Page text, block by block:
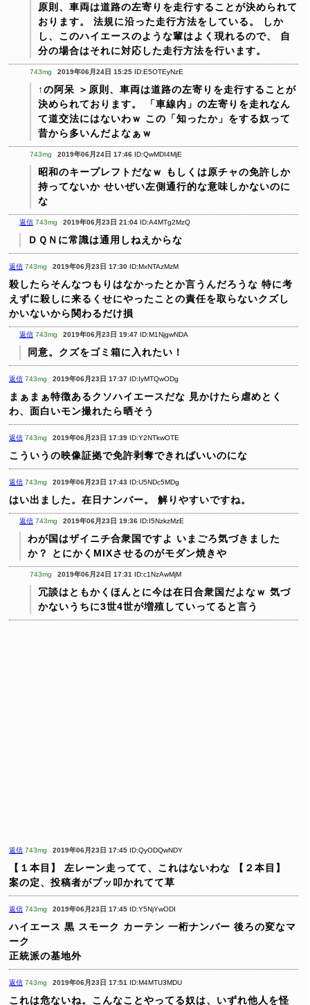
原則、車両は道路の左寄りを走行することが決められて
おります。
法規に沿った走行方法をしている。
しか
し、このハイエースのような輩はよく現れるので、
自
分の場合はそれに対応した走行方法を行います。
743mg 2019年06月24日 15:25 ID:E5OTEyNzE
↑の阿呆 ＞原則、車両は道路の左寄りを走行することが
決められております。
「車線内」の左寄りを走れなん
て道交法にはないわｗ この「知ったか」をする奴って
昔から多いんだよなぁｗ
743mg 2019年06月24日 17:46 ID:QwMDI4MjE
昭和のキープレフトだなｗ
もしくは原チャの免許しか
持ってないか せいぜい左側通行的な意味しかないのに
な
返信 743mg 2019年06月23日 21:04 ID:A4MTg2MzQ
ＤＱＮに常識は通用しねえからな
返信 743mg 2019年06月23日 17:30 ID:MxNTAzMzM
殺したらそんなつもりはなかったとか言うんだろうな 特に考
えずに殺しに来るくせにやったことの責任を取らないクズし
かいないから関わるだけ損
返信 743mg 2019年06月23日 19:47 ID:M1NjgwNDA
同意。クズをゴミ箱に入れたい！
返信 743mg 2019年06月23日 17:37 ID:IyMTQwODg
まぁまぁ特徴あるクソハイエースだな 見かけたら虐めとく
わ、面白いモン撮れたら晒そう
返信 743mg 2019年06月23日 17:39 ID:Y2NTkwOTE
こういうの映像証拠で免許剥奪できればいいのにな
返信 743mg 2019年06月23日 17:43 ID:U5NDc5MDg
はい出ました。在日ナンバー。 解りやすいですね。
返信 743mg 2019年06月23日 19:36 ID:I5NzkzMzE
わが国はザイニチ合衆国ですよ いまごろ気づきました
か？
とにかくMIXさせるのがモダン焼きや
743mg 2019年06月24日 17:31 ID:c1NzAwMjM
冗談はともかくほんとに今は在日合衆国だよなｗ 気づ
かないうちに3世4世が増殖していってると言う
返信 743mg 2019年06月23日 17:45 ID:QyODQwNDY
【１本目】 左レーン走ってて、これはないわな 【２本目】
案の定、投稿者がブッ叩かれてて草
返信 743mg 2019年06月23日 17:45 ID:Y5NjYwODI
ハイエース 黒 スモーク カーテン 一桁ナンバー 後ろの変なマ
ーク
正統派の基地外
返信 743mg 2019年06月23日 17:51 ID:M4MTU3MDU
これは危ないね。こんなことやってる奴は、いずれ他人を怪